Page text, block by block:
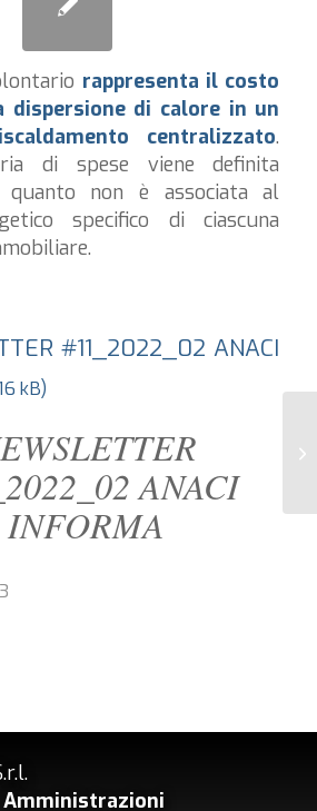
rappresenta il costo
dispersione di calore in un
centralizzato.
di spese viene definita
quanto non è associata al
specifico di ciascuna
#11_2022_02 ANACI
kB)
ANACI
INFORMA
Amministrazioni
cosa comune